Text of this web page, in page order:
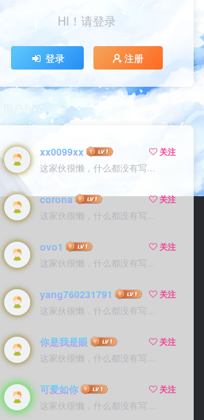
3, ADDITIONAL: 3
HI！请登录
登录 注册
用户列表
xx0099xx
关注
这家伙很懒，什么都没有写...
corona
关注
这家伙很懒，什么都没有写...
ovo1
关注
这家伙很懒，什么都没有写...
yang760231791
关注
这家伙很懒，什么都没有写...
你是我是眼
关注
这家伙很懒，什么都没有写...
可爱如你
关注
这家伙很懒，什么都没有写...